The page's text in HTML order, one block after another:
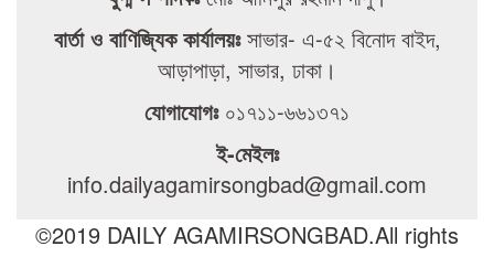
বার্তা ও বাণিজ্যিক কার্যালয়ঃসাভার- এ-৫২ বিনোদ বাইদ,
আড়াপাড়া, সাভার, ঢাকা।
যোগাযোগঃ০১৭১১-৬৬১৩৭১
ই-মেইলঃ
info.dailyagamirsongbad@gmail.com
©2019 DAILY AGAMIRSONGBAD.All rights